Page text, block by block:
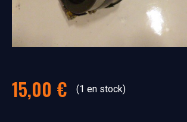
15,00 € (1 en stock)